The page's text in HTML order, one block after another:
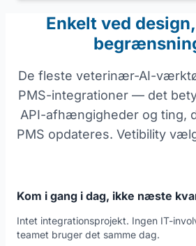
Enkelt ved
De fleste veterinær-AI-
PMS-integrationer — det
API-afhængigheder og ting,
PMS opdateres. Vetibility
Kom i gang i dag, ikke næste
Intet integrationsprojekt. Ingen IT-
teamet bruger det samme dag.